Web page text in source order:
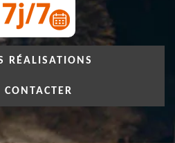
RÉALISATIONS
CONTACTER